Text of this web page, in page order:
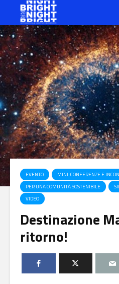
EVENTO MINI-CONFERENZE E
PER UNA COMUNITÀ SOSTENIBILE
VIDEO
Destinazione
ritorno!